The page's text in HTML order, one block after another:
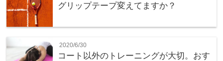
グリップテープ変えてますか？
2020/6/30
コート以外のトレーニングが大切。おす